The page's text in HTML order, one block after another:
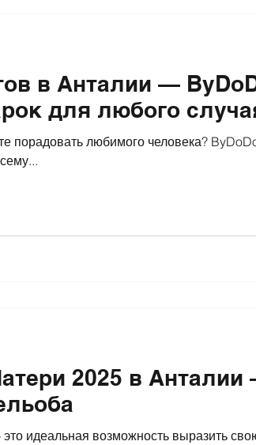
в Анталии —
для любого
порадовать любимого человека?
2025 в Анталии